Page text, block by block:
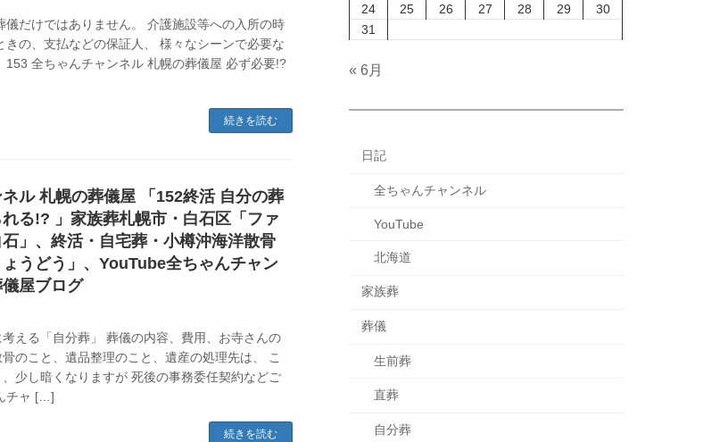
儀だけではありません。 介護施設等への入所の時
きの、支払などの保証人、 様々なシーンで必要な
153 全ちゃんチャンネル 札幌の葬儀屋 必ず必要!?
続きを読む
ル 札幌の葬儀屋 「152終活 自分の葬
る!? 」家族葬札幌市・白石区「ファ
」、終活・自宅葬・小樽沖海洋散骨
ょうどう」、YouTube全ちゃんチャン
屋ブログ
える「自分葬」 葬儀の内容、費用、お寺さんの
のこと、遺品整理のこと、遺産の処理先は、 こ
少し暗くなりますが 死後の事務委任契約などご
チャ […]
続きを読む
24
25 26 27 28 29
30
31
« 6月
日記
全ちゃんチャンネル
YouTube
北海道
家族葬
葬儀
生前葬
直葬
自分葬